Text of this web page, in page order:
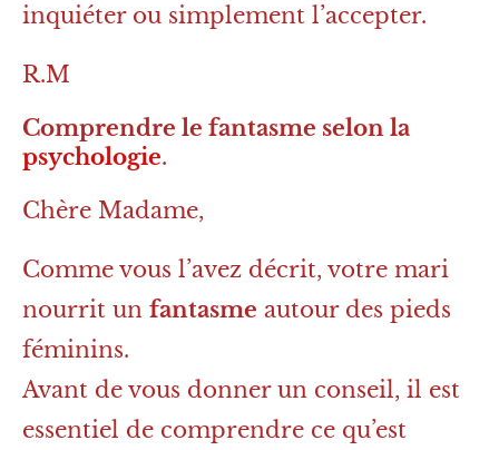
inquiéter ou simplement l’accepter.
R.M
Comprendre le fantasme selon la
psychologie.
Chère Madame,
Comme vous l’avez décrit, votre mari
nourrit un fantasme autour des pieds
féminins.
Avant de vous donner un conseil, il est
essentiel de comprendre ce qu’est